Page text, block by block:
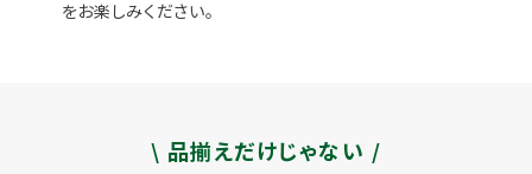
をお楽しみください。
\ 品揃えだけじゃない /